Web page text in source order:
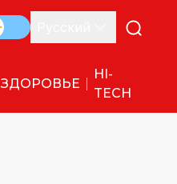
ЗДОРОВЬЕ
HI-
TECH